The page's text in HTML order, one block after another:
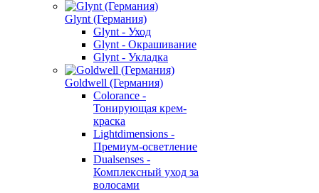
Glynt (Германия)
Glynt - Уход
Glynt - Окрашивание
Glynt - Укладка
Goldwell (Германия)
Colorance -
Тонирующая крем-
краска
Lightdimensions -
Премиум-осветление
Dualsenses -
Комплексный уход за
волосами